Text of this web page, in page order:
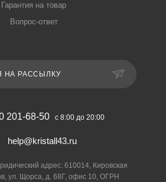
Гарантия на товар
Вопрос-ответ
НА РАССЫЛКУ
201-68-50 с 8:00 до 20:00
help@kristall43.ru
адрес: 610014, Кировская
ул. Щорса, д. 68Г, офис 10, ОГРН